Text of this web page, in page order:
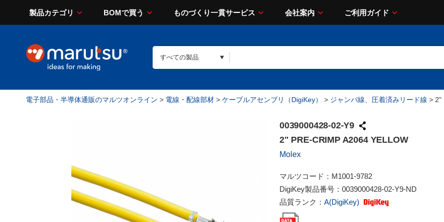
製品カテゴリ BOMで買う ものづくり一貫サービス 会社案内 ご利用ガイド
電子部品・半導体通販のマルツオンライン > 電線・配線部材 > ケーブルアセンブリ（DigiKey） > ジャンパ線、圧着済みリード線 > 2"
0039000428-02-Y9
2" PRE-CRIMP A2064 YELLOW
Molex
マルツコード： M1001-9782
DigiKey製品番号： 0039000428-02-Y9-ND
品質ランク： A(DigiKey)